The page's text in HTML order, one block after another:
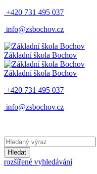
+420 731 495 037
info@zsbochov.cz
Základní škola Bochov
Základní škola Bochov
+420 731 495 037
info@zsbochov.cz
Hledat
rozšířené vyhledávání